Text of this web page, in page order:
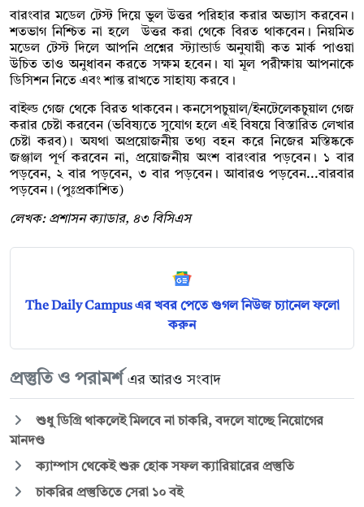
বারংবার মডেল টেস্ট দিয়ে ভুল উত্তর পরিহার করার অভ্যাস করবেন।
শতভাগ নিশ্চিত না হলে উত্তর করা থেকে বিরত থাকবেন। নিয়মিত
মডেল টেস্ট দিলে আপনি প্রশ্নের স্ট্যান্ডার্ড অনুযায়ী কত মার্ক পাওয়া
উচিত তাও অনুধাবন করতে সক্ষম হবেন। যা মূল পরীক্ষায় আপনাকে
ডিসিশন নিতে এবং শান্ত রাখতে সাহায্য করবে।
বাইল্ড গেজ থেকে বিরত থাকবেন। কনসেপচুয়াল/ইনটেলেকচুয়াল গেজ
করার চেষ্টা করবেন (ভবিষ্যতে সুযোগ হলে এই বিষয়ে বিস্তারিত লেখার
চেষ্টা করব)। অযথা অপ্রয়োজনীয় তথ্য বহন করে নিজের মস্তিষ্ককে
জঞ্জাল পূর্ণ করবেন না, প্রয়োজনীয় অংশ বারংবার পড়বেন। ১ বার
পড়বেন, ২ বার পড়বেন, ৩ বার পড়বেন। আবারও পড়বেন...বারবার
পড়বেন। (পুঃপ্রকাশিত)
লেখক: প্রশাসন ক্যাডার, ৪৩ বিসিএস
The Daily Campus এর খবর পেতে গুগল নিউজ চ্যানেল ফলো
করুন
প্রস্তুতি ও পরামর্শ এর আরও সংবাদ
শুধু ডিগ্রি থাকলেই মিলবে না চাকরি, বদলে যাচ্ছে নিয়োগের
মানদণ্ড
ক্যাম্পাস থেকেই শুরু হোক সফল ক্যারিয়ারের প্রস্তুতি
চাকরির প্রস্তুতিতে সেরা ১০ বই